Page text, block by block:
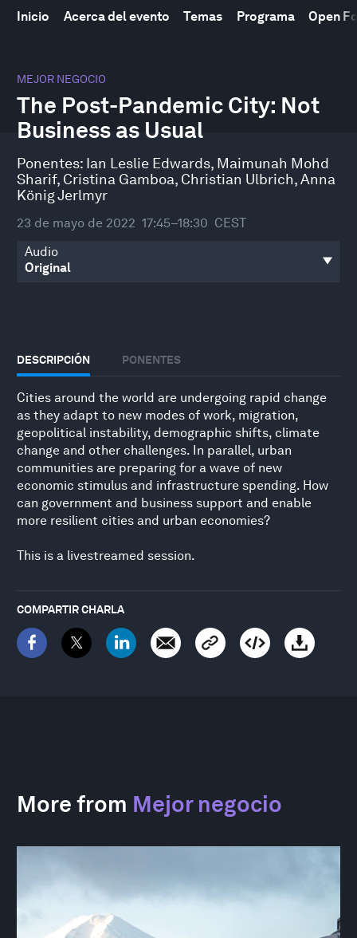
Inicio Acerca del evento Temas Programa Open
MEJOR NEGOCIO
The Post-Pandemic City: Not
Business as Usual
Ponentes: Ian Leslie Edwards, Maimunah Mohd
Sharif, Cristina Gamboa, Christian Ulbrich,Anna
König Jerlmyr
23 de mayo de 2022 17:45–18:30 CEST
Audio
DESCRIPCIÓN PONENTES
Cities around the world are undergoing rapid change
as they adapt to new modes of work, migration,
geopolitical instability, demographic shifts, climate
change and other challenges. In parallel, urban
communities are preparing for a wave of new
economic stimulus and infrastructure spending. How
can government and business support and enable
more resilient cities and urban economies?
This is a livestreamed session.
COMPARTIR CHARLA
More from Mejor negocio
seconds
49
minutes,
6
seconds